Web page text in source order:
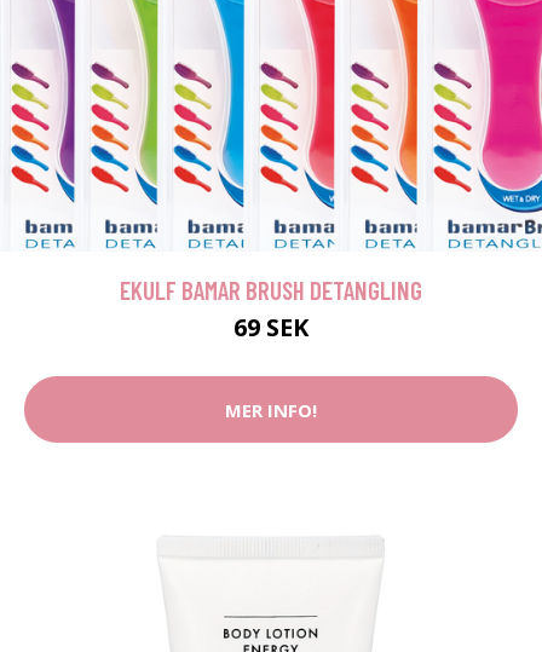
EKULF BAMAR BRUSH DETANGLING
69 SEK
MER INFO!